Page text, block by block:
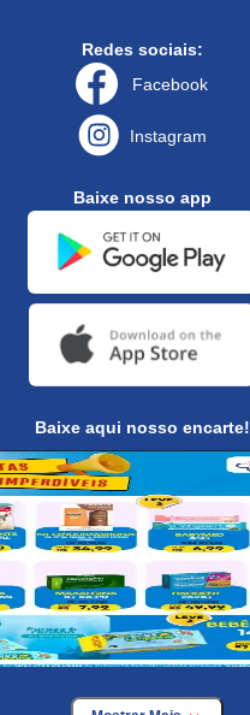
Redes sociais:
Facebook
Instagram
Baixe nosso app
Baixe aqui nosso encarte!